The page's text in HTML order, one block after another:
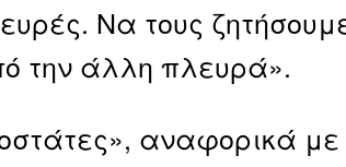
Να τους
την άλλη πλευρά».
αναφορικά